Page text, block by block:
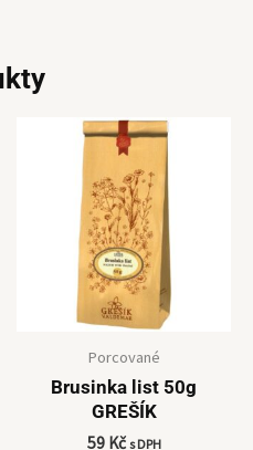
Porcované
Brusinka list 50g
GREŠÍK
59 Kč s DPH